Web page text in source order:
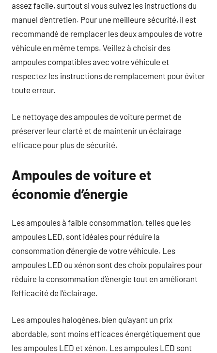
assez facile, surtout si vous suivez les instructions du
manuel d’entretien. Pour une meilleure sécurité, il est
recommandé de remplacer les deux ampoules de votre
véhicule en même temps. Veillez à choisir des
ampoules compatibles avec votre véhicule et
respectez les instructions de remplacement pour éviter
toute erreur.
Le nettoyage des ampoules de voiture permet de
préserver leur clarté et de maintenir un éclairage
efficace pour plus de sécurité.
Ampoules de voiture et
économie d’énergie
Les ampoules à faible consommation, telles que les
ampoules LED, sont idéales pour réduire la
consommation d’énergie de votre véhicule. Les
ampoules LED ou xénon sont des choix populaires pour
réduire la consommation d’énergie tout en améliorant
l’efficacité de l’éclairage.
Les ampoules halogènes, bien qu’ayant un prix
abordable, sont moins efficaces énergétiquement que
les ampoules LED et xénon. Les ampoules LED sont